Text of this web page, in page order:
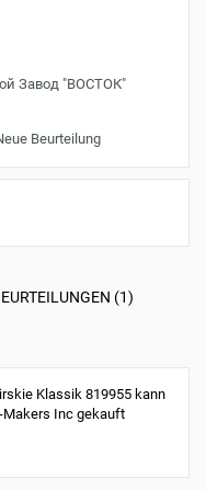
Завод "ВОСТОК"
Beurteilung
(1)
Klassik 819955 kann
Makers Inc gekauft